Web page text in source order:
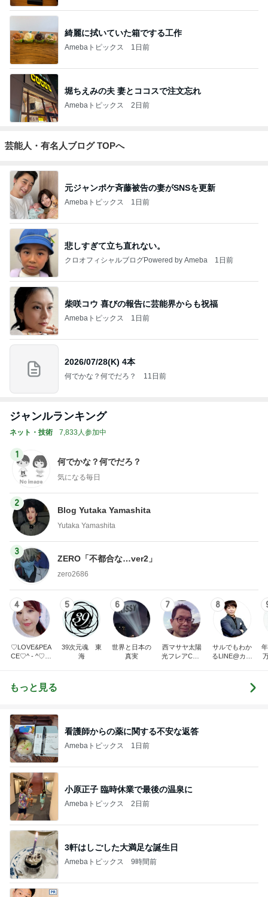
綺麗に拭いていた箱でする工作
Amebaトピックス 1日前
堀ちえみの夫 妻とココスで注文忘れ
Amebaトピックス 2日前
芸能人・有名人ブログ TOPへ
元ジャンポケ斉藤被告の妻がSNSを更新
Amebaトピックス 1日前
悲しすぎて立ち直れない。
クロオフィシャルブログPowered by Ameba 1日前
柴咲コウ 喜びの報告に芸能界からも祝福
Amebaトピックス 1日前
2026/07/28(K) 4本
何でかな？何でだろ？ 11日前
ジャンルランキング
ネット・技術 7,833人参加中
1
何でかな？何でだろ？
気になる毎日
2
Blog Yutaka Yamashita
Yutaka Yamashita
3
ZERO「不都合な…ver2」
zero2686
4
♡LOVE&PEA
CE♡^ - ^♡の
5
39次元魂 東
海
6
世界と日本の
真実
7
西マサヤ太陽
光フレアCME
8
サルでもわか
るLINE@カフ
発者のつぶや
もっと見る
看護師からの薬に関する不安な返答
Amebaトピックス 1日前
小原正子 臨時休業で最後の温泉に
Amebaトピックス 2日前
3軒はしごした大満足な誕生日
Amebaトピックス 9時間前